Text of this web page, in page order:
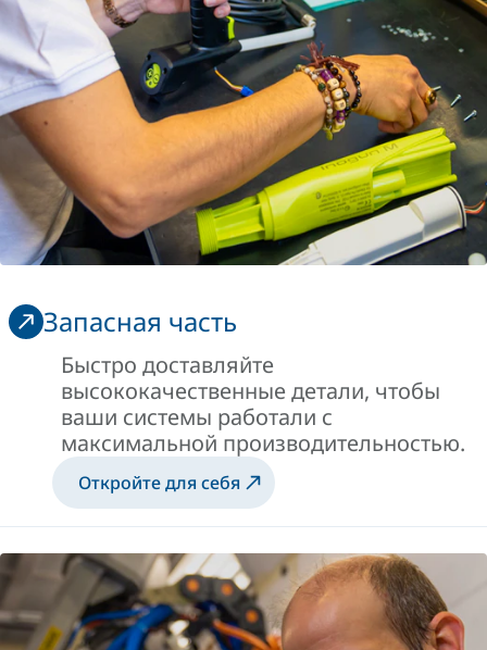
Запасная часть
Быстро доставляйте
высококачественные детали, чтобы
ваши системы работали с
максимальной производительностью.
Откройте для себя